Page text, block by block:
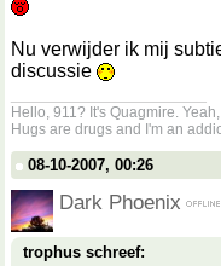
Nu verwijder ik mij
discussie
Hello, 911? It's Quagmire.
Hugs are drugs and I'm an
08-10-2007, 00:26
Dark Phoenix
trophus schreef: